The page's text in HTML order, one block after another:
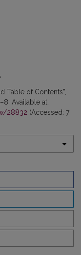
Table of Contents”,
Available at:
28832 (Accessed: 7